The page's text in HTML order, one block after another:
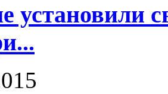
установили